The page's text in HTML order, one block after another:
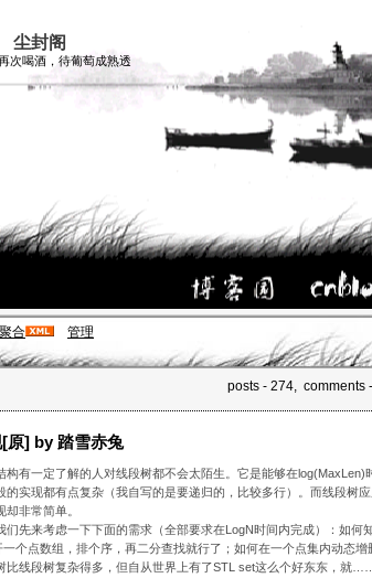
尘封阁
次喝酒，待葡萄成熟透
聚合 管理
posts - 274, comments
原] by 踏雪赤兔
有一定了解的人对线段树都不会太陌生。它是能够在log(MaxLen)
的实现都有点复杂（我自写的是要递归的，比较多行）。而线段树
非常简单。
来考虑一下下面的需求（全部要求在LogN时间内完成）：如何
个点数组，排个序，再二分查找就行了；如何在一个点集内动态增
比线段树复杂得多，但自从世界上有了STL set这么个好东东，就